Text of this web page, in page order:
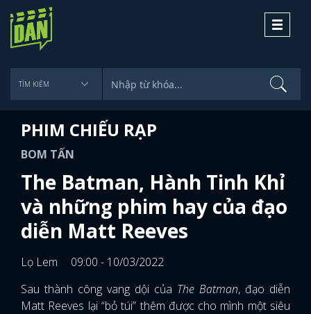
Toggle
PHIM CHIẾU RẠP
BOM TẤN
The Batman, Hành Tinh Khỉ
và những phim hay của đạo
diễn Matt Reeves
Lọ Lem
09:00 - 10/03/2022
Sau thành công vang dội của The Batman, đạo diễn
Matt Reeves lại “bỏ túi” thêm được cho mình một siêu